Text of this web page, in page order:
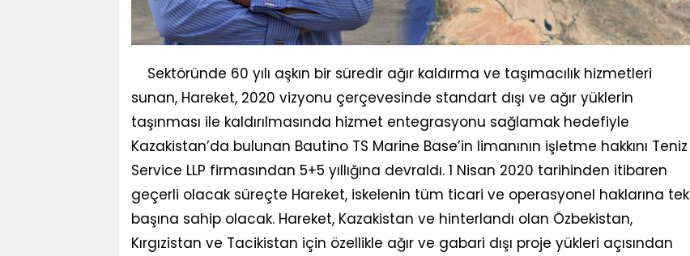
Sektöründe 60 yılı aşkın bir süredir ağır kaldırma ve taşımacılık hizmetleri
sunan, Hareket, 2020 vizyonu çerçevesinde standart dışı ve ağır yüklerin
taşınması ile kaldırılmasında hizmet entegrasyonu sağlamak hedefiyle
Kazakistan’da bulunan Bautino TS Marine Base’in limanının işletme hakkını Teniz
Service LLP firmasından 5+5 yıllığına devraldı. 1 Nisan 2020 tarihinden itibaren
geçerli olacak süreçte Hareket, iskelenin tüm ticari ve operasyonel haklarına tek
başına sahip olacak. Hareket, Kazakistan ve hinterlandı olan Özbekistan,
Kırgızistan ve Tacikistan için özellikle ağır ve gabari dışı proje yükleri açısından